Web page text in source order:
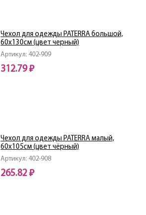
Артикул: 402-909
Чехол для одежды PATERRA большой,
60х130см (цвет черный)
312.79 ₽
Артикул: 402-908
Чехол для одежды PATERRA малый,
60х105см (цвет чёрный)
265.82 ₽